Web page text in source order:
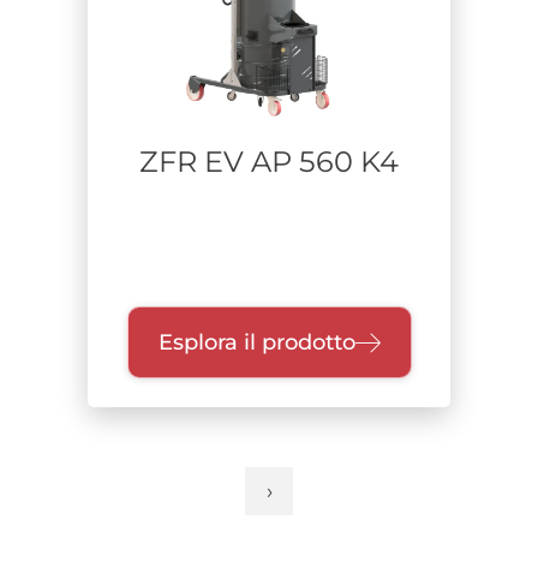
ZFR EV AP 560 K4
Esplora il prodotto
Pagina
›